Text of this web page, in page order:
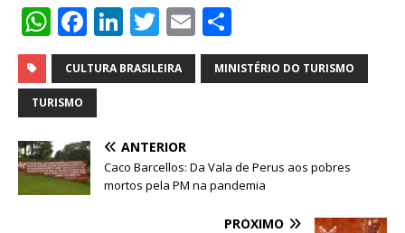
W
h
at
s
A
p
p
F
a
c
e
b
o
o
Li
n
k
dI
n
T
w
it
r
E
m
ai
h
ar
CULTURA BRASILEIRA MINISTÉRIO DO TURISMO
TURISMO
ANTERIOR
Caco Barcellos: Da Vala de Perus aos pobres
mortos pela PM na pandemia
PRÓXIMO